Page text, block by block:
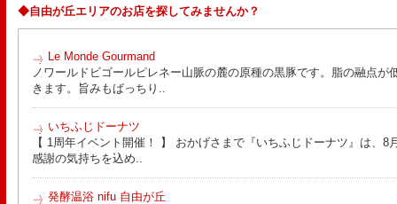
◆自由が丘エリアのお店を探してみませんか？
Le Monde Gourmand
ノワールドビゴールピレネー山脈の麓の原種の黒豚です。脂の融点が
きます。旨みもばっちり..
いちふじドーナツ
【 1周年イベント開催！ 】 おかげさまで『いちふじドーナツ』は、8
感謝の気持ちを込め..
発酵温浴 nifu 自由が丘